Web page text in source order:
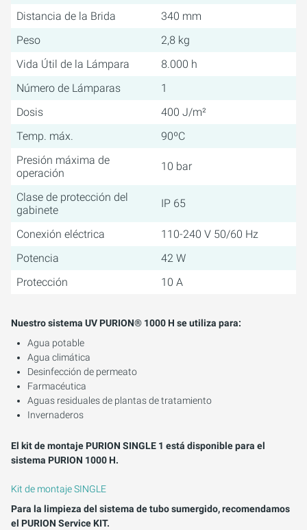
Distancia de la Brida
340 mm
Peso
2,8 kg
Vida Útil de la Lámpara
8.000 h
Número de Lámparas
1
Dosis
400 J/m²
Temp. máx.
90ºC
Presión máxima de
operación
10 bar
Clase de protección del
gabinete
IP 65
Conexión eléctrica
110-240 V 50/60 Hz
Potencia
42 W
Protección
10 A
Nuestro sistema UV PURION® 1000 H se utiliza para:
Agua potable
Agua climática
Desinfección de permeato
Farmacéutica
Aguas residuales de plantas de tratamiento
Invernaderos
El kit de montaje PURION SINGLE 1 está disponible para el
sistema PURION 1000 H.
Kit de montaje SINGLE
Para la limpieza del sistema de tubo sumergido, recomendamos
el PURION Service KIT.